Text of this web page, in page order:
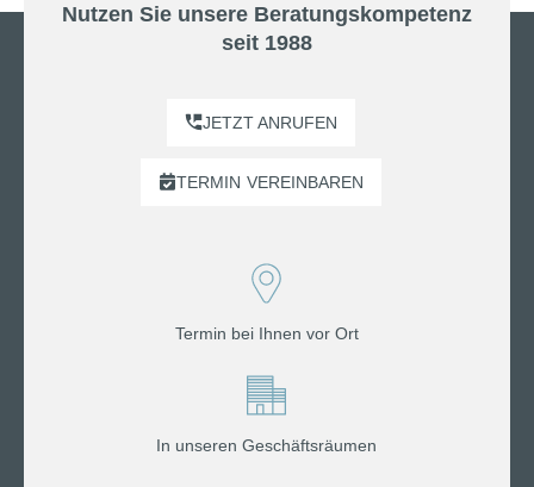
Nutzen Sie unsere Beratungskompetenz
seit 1988
JETZT ANRUFEN
TERMIN VEREINBAREN
Termin bei Ihnen vor Ort
In unseren Geschäftsräumen